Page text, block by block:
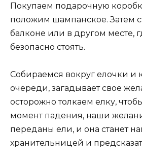
Покупаем подарочную
положим шампанское. Затем
балконе или в другом месте,
безопасно стоять.
Собираемся вокруг елочки и
очереди, загадывает свое
осторожно толкаем елку,
момент падения, наши
переданы ели, и она станет
хранительницей и